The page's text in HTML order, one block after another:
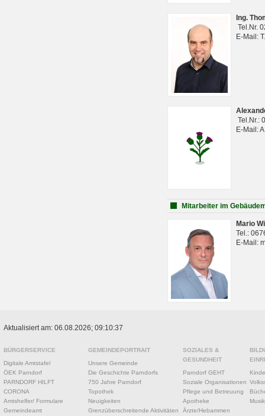
Ing.
Tel.Nr.
E-Mail:
Tel.Nr.:
E-Mail:
Mitarbeiter im
Mario
Tel.:
E-Mail:
Aktualisiert am: 06.08.2026; 09:10:37
BÜRGERSERVICE
Digitale Amtstafel
ÖEK Parndorf
PARNDORF HILFT
CORONA
Amtshelfer/ Formulare
Gemeindeamt
GEMEINDEPORTRAIT
Unsere Gemeinde
Die Geschichte Parndorfs
750 Jahre Parndorf
Topothek
Neuigkeiten
Grenzüberschreitende Aktivitäten
SOZIALES &
GESUNDHEIT
Parndorf GEHT
Soziale Organisationen
Pflege und Betreuung
Apotheke
Ärzte/Hebammen